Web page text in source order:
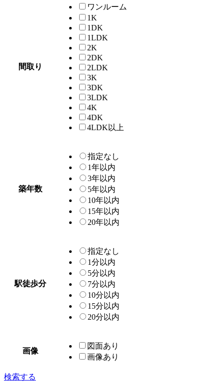
間取り
ワンルーム
1K
1DK
1LDK
2K
2DK
2LDK
3K
3DK
3LDK
4K
4DK
4LDK以上
築年数
指定なし
1年以内
3年以内
5年以内
10年以内
15年以内
20年以内
駅徒歩分
指定なし
1分以内
5分以内
7分以内
10分以内
15分以内
20分以内
画像
図面あり
画像あり
検索する